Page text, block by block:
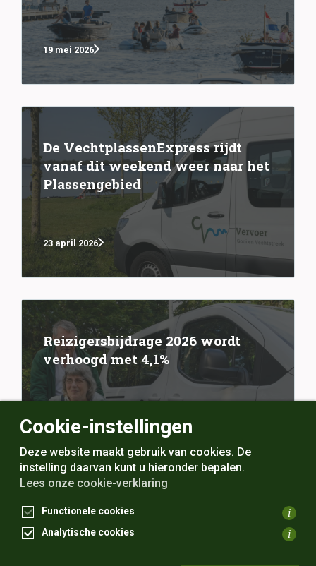
19 mei 2026
De VechtplassenExpress rijdt
vanaf dit weekend weer naar het
Plassengebied
23 april 2026
Reizigersbijdrage 2026 wordt
verhoogd met 4,1%
1 december 2025
persoonlijk&betrouwbaar
Cookie-instellingen
Deze website maakt gebruik van cookies. De
instelling daarvan kunt u hieronder bepalen.
Lees onze cookie-verklaring
Functionele cookies i
Analytische cookies i